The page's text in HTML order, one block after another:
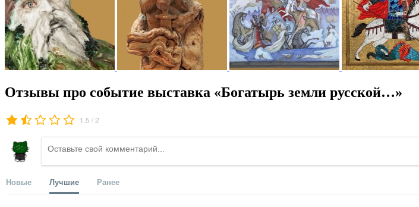
Отзывы про событие выставка «Богатырь земли русской…»
1.5 /2
Новые Лучшие Ранее